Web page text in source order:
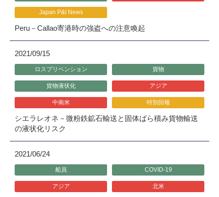
Japan P&I News
Peru－Callao寄港時の強盗への注意喚起
2021/09/15
ロスプリベンション 貨物
貨物液状化 アジア
中南米 特別回報
シエラレオネ－微粉鉄鉱石輸送と固体ばら積み貨物輸送
の液状化リスク
2021/06/24
船員 COVID-19
アジア 北米